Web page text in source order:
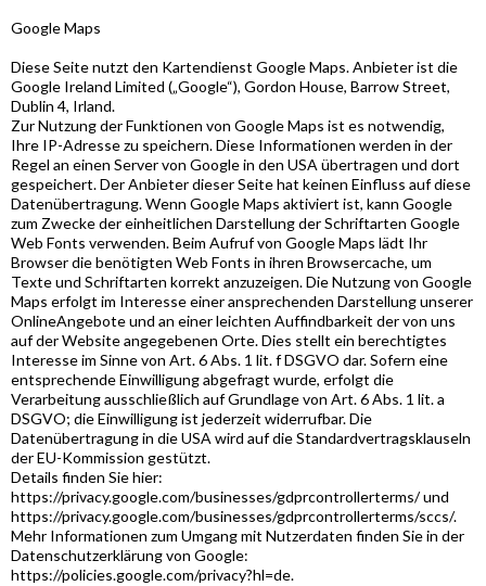
Google Maps
Diese Seite nutzt den Kartendienst Google Maps. Anbieter ist die
Google Ireland Limited („Google“), Gordon House, Barrow Street,
Dublin 4, Irland.
Zur Nutzung der Funktionen von Google Maps ist es notwendig,
Ihre IP-Adresse zu speichern. Diese Informationen werden in der
Regel an einen Server von Google in den USA übertragen und dort
gespeichert. Der Anbieter dieser Seite hat keinen Einfluss auf diese
Datenübertragung. Wenn Google Maps aktiviert ist, kann Google
zum Zwecke der einheitlichen Darstellung der Schriftarten Google
Web Fonts verwenden. Beim Aufruf von Google Maps lädt Ihr
Browser die benötigten Web Fonts in ihren Browsercache, um
Texte und Schriftarten korrekt anzuzeigen. Die Nutzung von Google
Maps erfolgt im Interesse einer ansprechenden Darstellung unserer
OnlineAngebote und an einer leichten Auffindbarkeit der von uns
auf der Website angegebenen Orte. Dies stellt ein berechtigtes
Interesse im Sinne von Art. 6 Abs. 1 lit. f DSGVO dar. Sofern eine
entsprechende Einwilligung abgefragt wurde, erfolgt die
Verarbeitung ausschließlich auf Grundlage von Art. 6 Abs. 1 lit. a
DSGVO; die Einwilligung ist jederzeit widerrufbar. Die
Datenübertragung in die USA wird auf die Standardvertragsklauseln
der EU-Kommission gestützt.
Details finden Sie hier:
https://privacy.google.com/businesses/gdprcontrollerterms/ und
https://privacy.google.com/businesses/gdprcontrollerterms/sccs/.
Mehr Informationen zum Umgang mit Nutzerdaten finden Sie in der
Datenschutzerklärung von Google:
https://policies.google.com/privacy?hl=de.